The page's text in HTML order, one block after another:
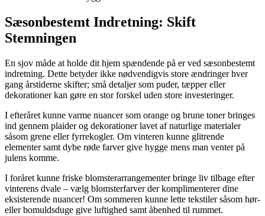
Sæsonbestemt Indretning: Skift
Stemningen
En sjov måde at holde dit hjem spændende på er ved sæsonbestemt
indretning. Dette betyder ikke nødvendigvis store ændringer hver
gang årstiderne skifter; små detaljer som puder, tæpper eller
dekorationer kan gøre en stor forskel uden store investeringer.
I efteråret kunne varme nuancer som orange og brune toner bringes
ind gennem plaider og dekorationer lavet af naturlige materialer
såsom grene eller fyrrekogler. Om vinteren kunne glitrende
elementer samt dybe røde farver give hygge mens man venter på
julens komme.
I foråret kunne friske blomsterarrangementer bringe liv tilbage efter
vinterens dvale – vælg blomsterfarver der komplimenterer dine
eksisterende nuancer! Om sommeren kunne lette tekstiler såsom hør-
eller bomuldsduge give luftighed samt åbenhed til rummet.